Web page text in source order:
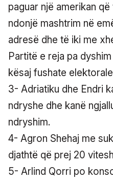
paguar një amerikan
ndonjë mashtrim në
adresë dhe të iki me
Partitë e reja pa
kësaj fushate
3- Adriatiku dhe Endri
ndryshe dhe kanë
ndryshim.
4- Agron Shehaj me
djathtë që prej 20
5- Arlind Qorri po